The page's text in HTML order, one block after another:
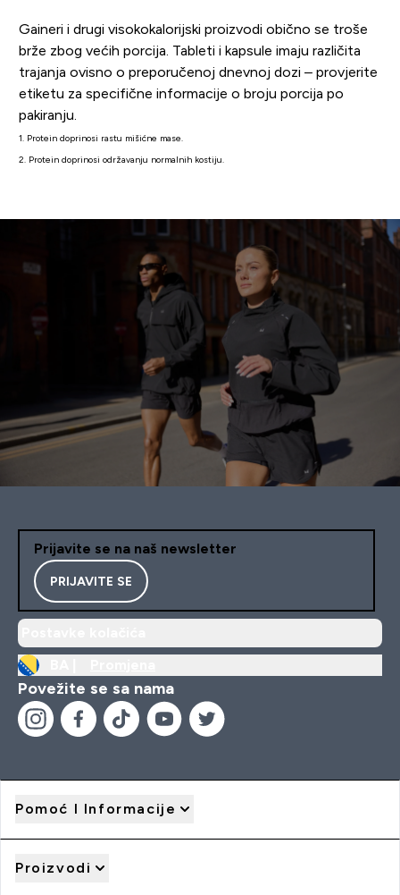
Gaineri i drugi visokokalorijski proizvodi obično se troše
brže zbog većih porcija. Tableti i kapsule imaju različita
trajanja ovisno o preporučenoj dnevnoj dozi – provjerite
etiketu za specifične informacije o broju porcija po
pakiranju.
1. Protein doprinosi rastu mišićne mase.
2. Protein doprinosi održavanju normalnih kostiju.
Prijavite se na naš newsletter
PRIJAVITE SE
Povežite se sa nama
Pomoć I Informacije
Proizvodi